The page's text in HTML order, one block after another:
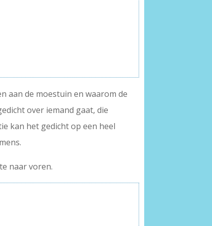
aan de moestuin en waarom de
over iemand gaat, die
kan het gedicht op een heel
naar voren.